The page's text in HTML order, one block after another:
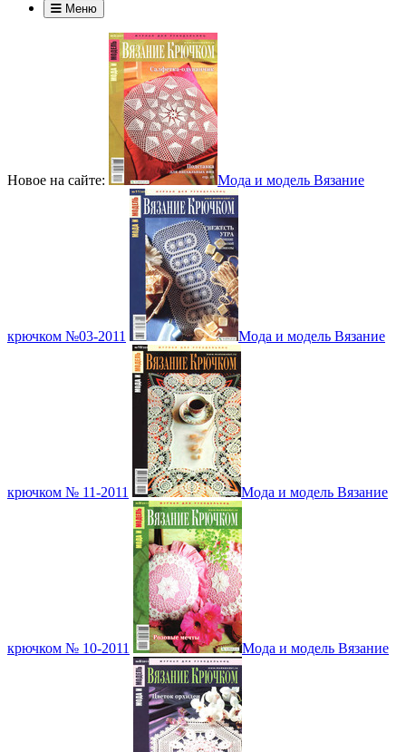
Меню
Новое на сайте: Мода и модель Вязание
крючком №03-2011 Мода и модель Вязание
крючком № 11-2011 Мода и модель Вязание
крючком № 10-2011 Мода и модель Вязание